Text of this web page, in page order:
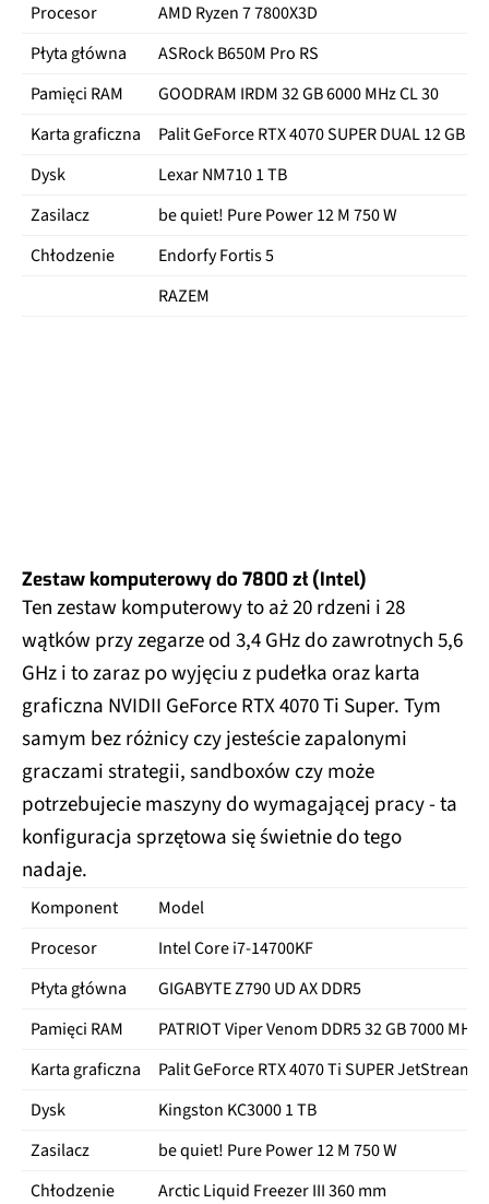
Procesor
AMD Ryzen 7 7800X3D
Płyta główna
ASRock B650M Pro RS
Pamięci RAM
GOODRAM IRDM 32 GB 6000 MHz CL 30
Karta graficzna
Palit GeForce RTX 4070 SUPER DUAL 12 GB
Dysk
Lexar NM710 1 TB
Zasilacz
be quiet! Pure Power 12 M 750 W
Chłodzenie
Endorfy Fortis 5
RAZEM
Zestaw komputerowy do 7800 zł (Intel)
Ten zestaw komputerowy to aż 20 rdzeni i 28
wątków przy zegarze od 3,4 GHz do zawrotnych 5,6
GHz i to zaraz po wyjęciu z pudełka oraz karta
graficzna NVIDII GeForce RTX 4070 Ti Super. Tym
samym bez różnicy czy jesteście zapalonymi
graczami strategii, sandboxów czy może
potrzebujecie maszyny do wymagającej pracy - ta
konfiguracja sprzętowa się świetnie do tego
nadaje.
Komponent
Model
Procesor
Intel Core i7-14700KF
Płyta główna
GIGABYTE Z790 UD AX DDR5
Pamięci RAM
PATRIOT Viper Venom DDR5 32 GB 7000 MHz
Karta graficzna
Palit GeForce RTX 4070 Ti SUPER JetStream
Dysk
Kingston KC3000 1 TB
Zasilacz
be quiet! Pure Power 12 M 750 W
Chłodzenie
Arctic Liquid Freezer III 360 mm